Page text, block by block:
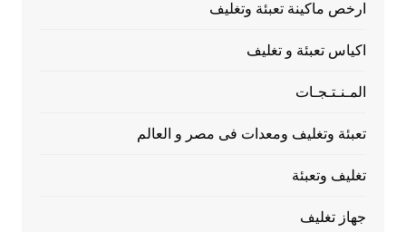
ارخص ماكينة تعبئة وتغليف
اكياس تعبئة و تغليف
المـنـتـجـات
تعبئة وتغليف ومعدات فى مصر و العالم
تغليف وتعبئة
جهاز تغليف